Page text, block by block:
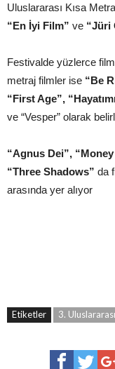
Uluslararası Kısa
“En İyi Film” ve “Jüri
Festivalde yüzlerce
metraj filmler ise “Be
“First Age”,
ve “Vesper” olarak
“Agnus Dei”,
“Three Shadows” da
arasında yer alıyor
Etiketler 3.